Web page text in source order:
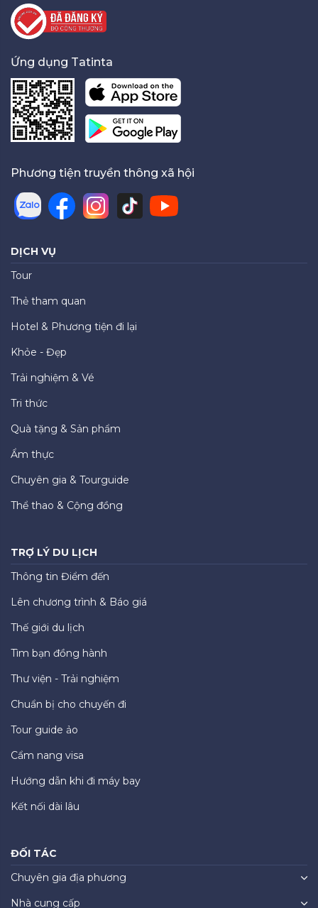
Ứng dụng Tatinta
Phương tiện truyền thông xã hội
DỊCH VỤ
Tour
Thẻ tham quan
Hotel & Phương tiện đi lại
Khỏe - Đẹp
Trải nghiệm & Vé
Tri thức
Quà tặng & Sản phẩm
Ẩm thực
Chuyên gia & Tourguide
Thể thao & Cộng đồng
TRỢ LÝ DU LỊCH
Thông tin Điểm đến
Lên chương trình & Báo giá
Thế giới du lịch
Tìm bạn đồng hành
Thư viện - Trải nghiệm
Chuẩn bị cho chuyến đi
Tour guide ảo
Cẩm nang visa
Hướng dẫn khi đi máy bay
Kết nối dài lâu
ĐỐI TÁC
Chuyên gia địa phương
Nhà cung cấp